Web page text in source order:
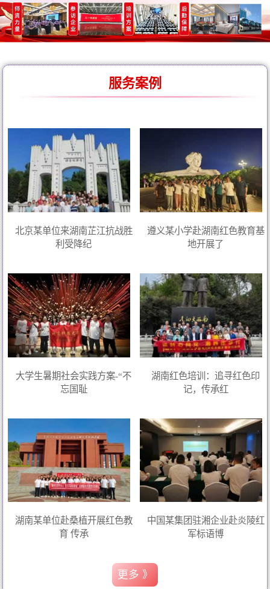
服务案例
北京某单位来湖南芷江抗战胜
利受降纪
遵义某小学赴湖南红色教育基
地开展了
大学生暑期社会实践方案-“不
忘国耻
湖南红色培训：追寻红色印
记，传承红
湖南某单位赴桑植开展红色教
育 传承
中国某集团驻湘企业赴炎陵红
军标语博
更多 》